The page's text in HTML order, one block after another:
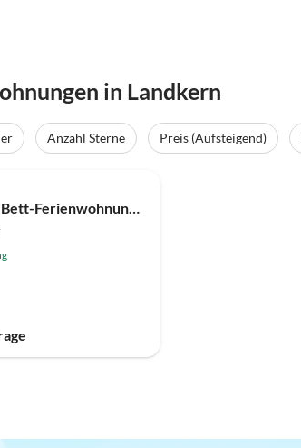
in Landkern
Anzahl Sterne Preis (Aufsteigend)
Apartment 4-Bett-Ferienwohnung Bad/WC, Deluxe